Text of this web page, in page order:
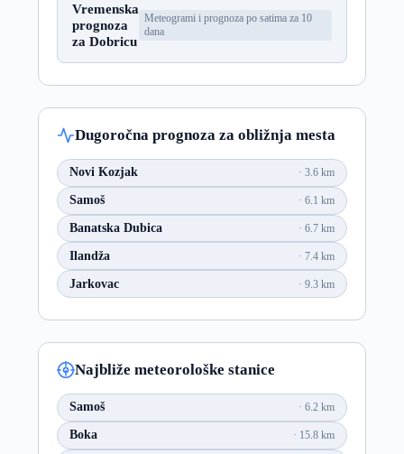
Vremenska
prognoza
za Dobricu
Meteogrami i prognoza po satima za 10
dana
Dugoročna prognoza za obližnja mesta
Novi Kozjak 3.6 km
Samoš 6.1 km
Banatska Dubica 6.7 km
Ilandža 7.4 km
Jarkovac 9.3 km
Najbliže meteorološke stanice
Samoš 6.2 km
Boka 15.8 km